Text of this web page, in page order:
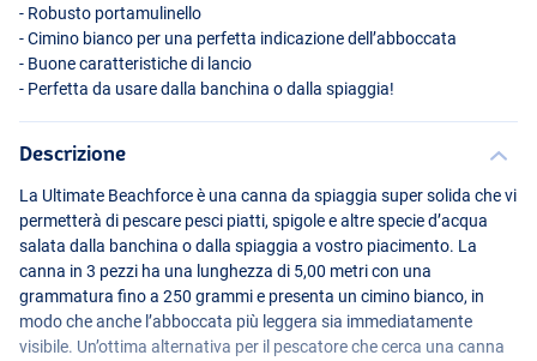
- Robusto portamulinello
- Cimino bianco per una perfetta indicazione dell’abboccata
- Buone caratteristiche di lancio
- Perfetta da usare dalla banchina o dalla spiaggia!
Descrizione
La Ultimate Beachforce è una canna da spiaggia super solida che vi
permetterà di pescare pesci piatti, spigole e altre specie d’acqua
salata dalla banchina o dalla spiaggia a vostro piacimento. La
canna in 3 pezzi ha una lunghezza di 5,00 metri con una
grammatura fino a 250 grammi e presenta un cimino bianco, in
modo che anche l’abboccata più leggera sia immediatamente
visibile. Un’ottima alternativa per il pescatore che cerca una canna